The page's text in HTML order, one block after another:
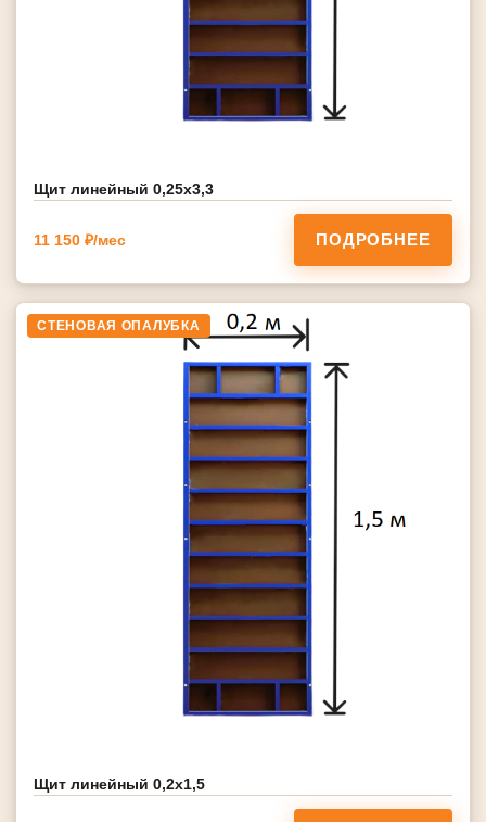
Щит линейный 0,25х3,3
11 150 ₽/мес ПОДРОБНЕЕ
СТЕНОВАЯ ОПАЛУБКА
Щит линейный 0,2х1,5